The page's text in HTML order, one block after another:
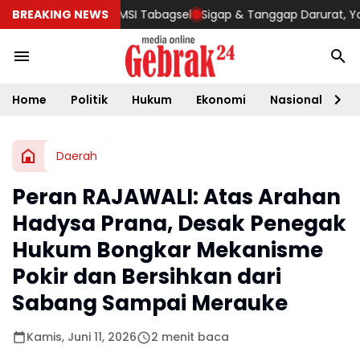
BREAKING NEWS
Rakercab JMSI Tabagsel Sigap & Tanggap Darurat, Yonif
Home Politik Hukum Ekonomi Nasional
Daerah
Peran RAJAWALI: Atas Arahan
Hadysa Prana, Desak Penegak
Hukum Bongkar Mekanisme
Pokir dan Bersihkan dari
Sabang Sampai Merauke
Kamis, Juni 11, 2026 2 menit baca